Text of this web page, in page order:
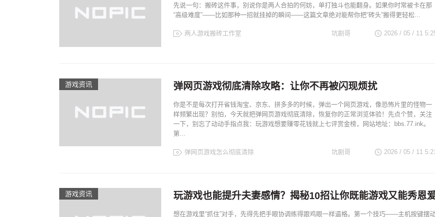
先说一句：搬砖这件事，别说你是两人合拍的何妨，单打独斗也能翻身。如果你时常被卡在那
“高级难度”——比如那种一招就挂掉的瞬间——这篇文章绝对能帮你把“砖头”搬得更轻松...
两人游戏搬砖工作室 2026 / 05 / 11
坑剧哥
游戏资讯 弹网页游戏彻底清除攻略：让你不再被闪现烦扰
你是不是每次打开省钱淘宝、京东、拼多多的时候，弹出一个网页游戏，像恐怖片里的怪物一
样频繁出现？别怕，今天就把弹网页游戏彻底清除，恢复你的正常浏览体验！先点个赞，关注
一下，别忘了动动手指点我：玩游戏想要赚零花钱就上七评赏金榜，网站地址：bbs.77.ink。
第...
弹网页游戏怎么彻底清除 2026 / 05 / 11
坑剧哥
游戏资讯 玩游戏也能提升夫妻感情？揭秘10招让你既能游戏又能秀恩
想在游戏里“抓住”对手，先得先把手眼协调练得跟鸡眼一样逼格。第一个技巧——主机按键摆